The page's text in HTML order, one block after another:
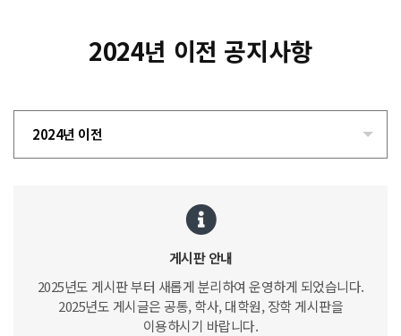
2024년 이전 공지사항
2024년 이전
게시판 안내
2025년도 게시판 부터 새롭게 분리하여 운영하게 되었습니다.
2025년도 게시글은 공통, 학사, 대학원, 장학 게시판을
이용하시기 바랍니다.